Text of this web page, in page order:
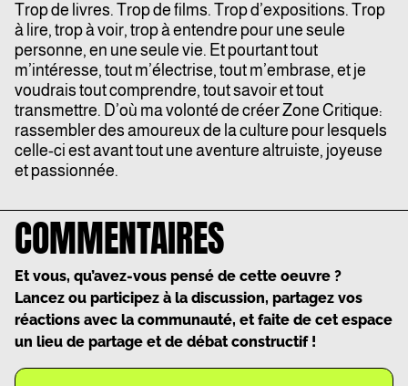
Trop de livres. Trop de films. Trop d’expositions. Trop
à lire, trop à voir, trop à entendre pour une seule
personne, en une seule vie. Et pourtant tout
m’intéresse, tout m’électrise, tout m’embrase, et je
voudrais tout comprendre, tout savoir et tout
transmettre. D’où ma volonté de créer Zone Critique:
rassembler des amoureux de la culture pour lesquels
celle-ci est avant tout une aventure altruiste, joyeuse
et passionnée.
COMMENTAIRES
Et vous, qu’avez-vous pensé de cette oeuvre ?
Lancez ou participez à la discussion, partagez vos
réactions avec la communauté, et faite de cet espace
un lieu de partage et de débat constructif !